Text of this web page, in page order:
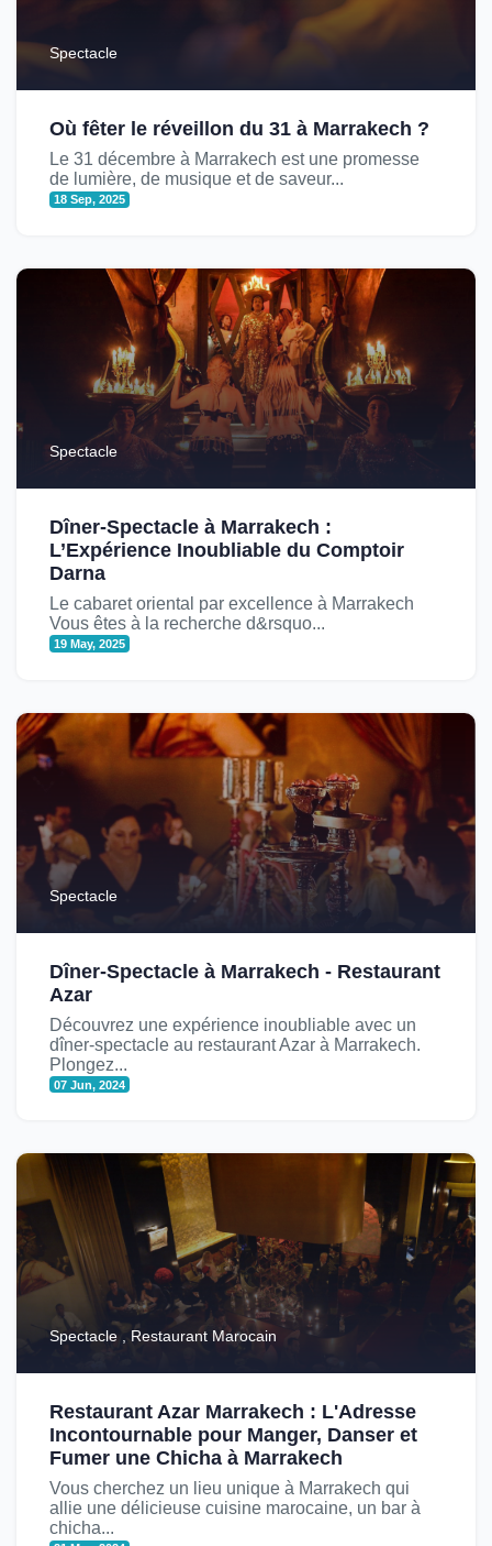
Spectacle
Où fêter le réveillon du 31 à Marrakech ?
Le 31 décembre à Marrakech est une promesse
de lumière, de musique et de saveur...
18 Sep, 2025
Spectacle
Dîner-Spectacle à Marrakech :
L’Expérience Inoubliable du Comptoir
Darna
Le cabaret oriental par excellence à Marrakech
Vous êtes à la recherche d&rsquo...
19 May, 2025
Spectacle
Dîner-Spectacle à Marrakech - Restaurant
Azar
Découvrez une expérience inoubliable avec un
dîner-spectacle au restaurant Azar à Marrakech.
Plongez...
07 Jun, 2024
Spectacle , Restaurant Marocain
Restaurant Azar Marrakech : L'Adresse
Incontournable pour Manger, Danser et
Fumer une Chicha à Marrakech
Vous cherchez un lieu unique à Marrakech qui
allie une délicieuse cuisine marocaine, un bar à
chicha...